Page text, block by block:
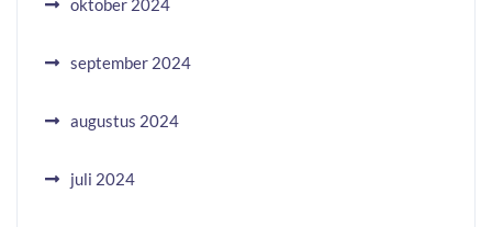
oktober 2024
september 2024
augustus 2024
juli 2024